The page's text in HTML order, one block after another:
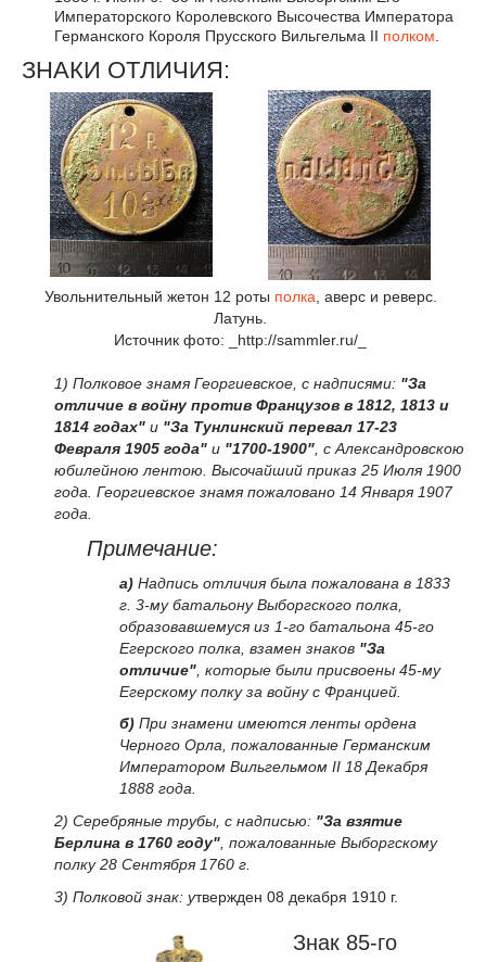
Императорского Королевского Высочества Императора
Германского Короля Прусского Вильгельма II полком
ЗНАКИ ОТЛИЧИЯ:
Увольнительный жетон 12 роты полка , аверс и реверс.
Латунь.
Источник фото: _http://sammler.ru/_
1) Полковое знамя Георгиевское, с надписями: "За
отличие в войну против Французов в 1812, 1813 и
1814 годах" и "За Тунлинский перевал 17-23
Февраля 1905 года" и "1700-1900" , с Александровскою
юбилейною лентою. Высочайший приказ 25 Июля 1900
года. Георгиевское знамя пожаловано 14 Января 1907
года.
Примечание:
а) Надпись отличия была пожалована в 1833
г. 3-му батальону Выборгского полка,
образовавшемуся из 1-го батальона 45-го
Егерского полка, взамен знаков "За
отличие" , которые были присвоены 45-му
Егерскому полку за войну с Францией.
б) При знамени имеются ленты ордена
Черного Орла, пожалованные Германским
Императором Вильгельмом II 18 Декабря
1888 года.
2) Серебряные трубы, с надписью: "За взятие
Берлина в 1760 году" , пожалованные Выборгскому
полку 28 Сентября 1760 г.
3) Полковой знак: утвержден 08 декабря 1910 г.
Знак 85-го